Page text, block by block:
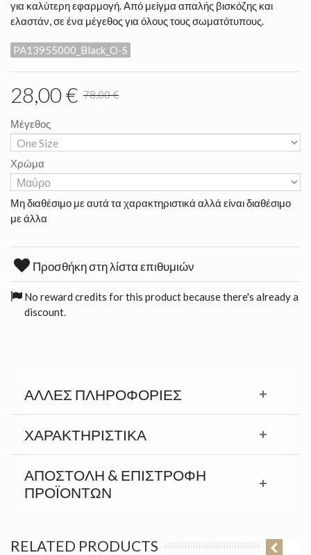
για καλύτερη εφαρμογή. Από μείγμα απαλής βισκόζης και
ελαστάν, σε ένα μέγεθος για όλους τους σωματότυπους.
PA13955000_Black_O-S
28,00 € 78,00 €
Μέγεθος
Χρώμα
Μη διαθέσιμο με αυτά τα χαρακτηριστικά αλλά είναι διαθέσιμο
με άλλα
Προσθήκη στη λίστα επιθυμιών
No reward credits for this product because there's already a
discount.
ΆΛΛΕΣ ΠΛΗΡΟΦΟΡΊΕΣ
ΧΑΡΑΚΤΗΡΙΣΤΙΚΆ
ΑΠΟΣΤΟΛΉ & ΕΠΙΣΤΡΟΦΉ
ΠΡΟΪΟΝΤΩΝ
RELATED PRODUCTS